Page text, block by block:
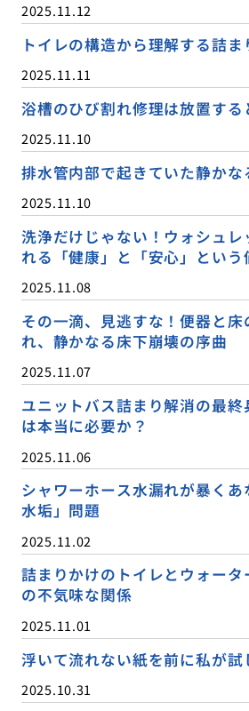
2025.11.12
トイレの構造から理解する詰
2025.11.11
浴槽のひび割れ修理は放置する
2025.11.10
排水管内部で起きていた静かな
2025.11.10
洗浄だけじゃない！ウォシュ
れる「健康」と「安心」という
2025.11.08
その一滴、見逃すな！便器と床
れ、静かなる床下崩壊の序曲
2025.11.07
ユニットバス詰まり解消の最終
は本当に必要か？
2025.11.06
シャワーホース水漏れが暴く
水垢」問題
2025.11.02
詰まりかけのトイレとウォータ
の不気味な関係
2025.11.01
浮いて流れない紙を前に私が試
2025.10.31